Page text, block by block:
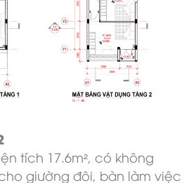
tích 17.6m², có không
giường đôi, bàn làm việc